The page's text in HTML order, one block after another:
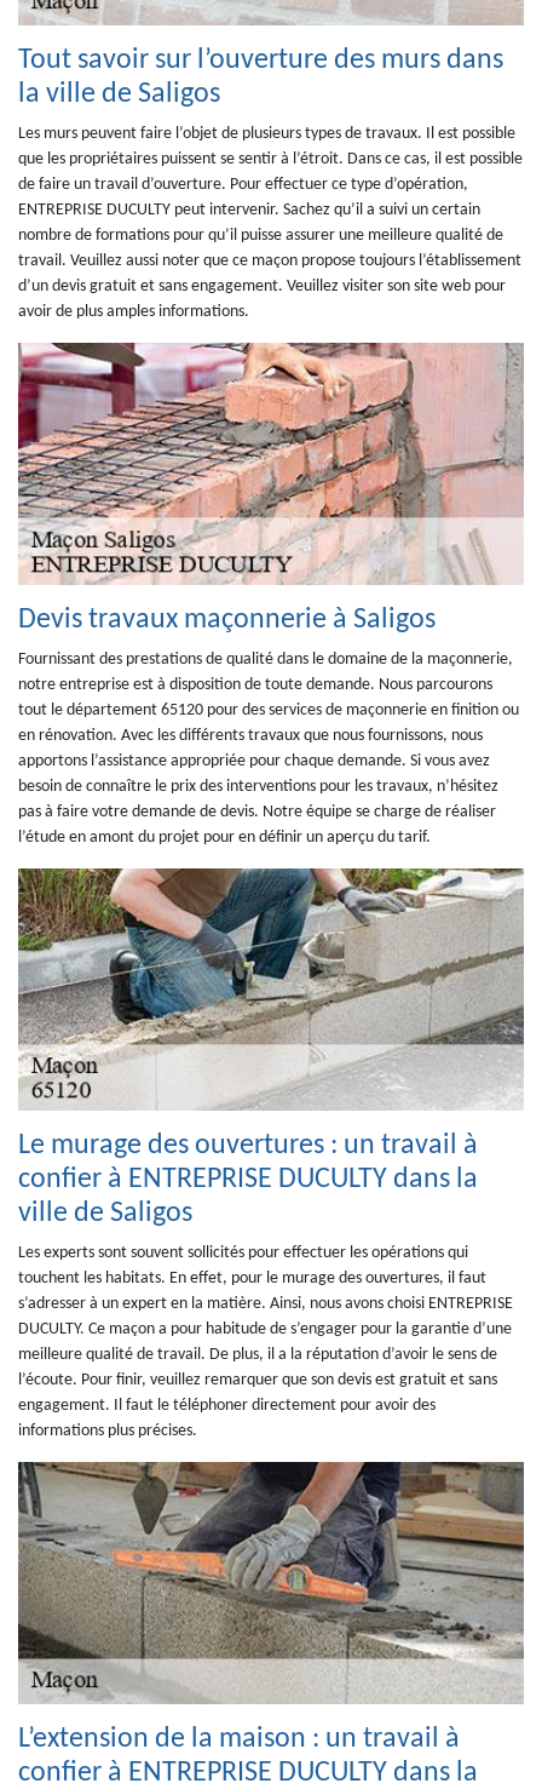
Tout savoir sur l’ouverture des murs dans
la ville de Saligos
Les murs peuvent faire l’objet de plusieurs types de travaux. Il est possible
que les propriétaires puissent se sentir à l’étroit. Dans ce cas, il est possible
de faire un travail d’ouverture. Pour effectuer ce type d’opération,
ENTREPRISE DUCULTY peut intervenir. Sachez qu’il a suivi un certain
nombre de formations pour qu’il puisse assurer une meilleure qualité de
travail. Veuillez aussi noter que ce maçon propose toujours l’établissement
d’un devis gratuit et sans engagement. Veuillez visiter son site web pour
avoir de plus amples informations.
Devis travaux maçonnerie à Saligos
Fournissant des prestations de qualité dans le domaine de la maçonnerie,
notre entreprise est à disposition de toute demande. Nous parcourons
tout le département 65120 pour des services de maçonnerie en finition ou
en rénovation. Avec les différents travaux que nous fournissons, nous
apportons l’assistance appropriée pour chaque demande. Si vous avez
besoin de connaître le prix des interventions pour les travaux, n’hésitez
pas à faire votre demande de devis. Notre équipe se charge de réaliser
l’étude en amont du projet pour en définir un aperçu du tarif.
Le murage des ouvertures : un travail à
confier à ENTREPRISE DUCULTY dans la
ville de Saligos
Les experts sont souvent sollicités pour effectuer les opérations qui
touchent les habitats. En effet, pour le murage des ouvertures, il faut
s’adresser à un expert en la matière. Ainsi, nous avons choisi ENTREPRISE
DUCULTY. Ce maçon a pour habitude de s’engager pour la garantie d’une
meilleure qualité de travail. De plus, il a la réputation d’avoir le sens de
l’écoute. Pour finir, veuillez remarquer que son devis est gratuit et sans
engagement. Il faut le téléphoner directement pour avoir des
informations plus précises.
L’extension de la maison : un travail à
confier à ENTREPRISE DUCULTY dans la